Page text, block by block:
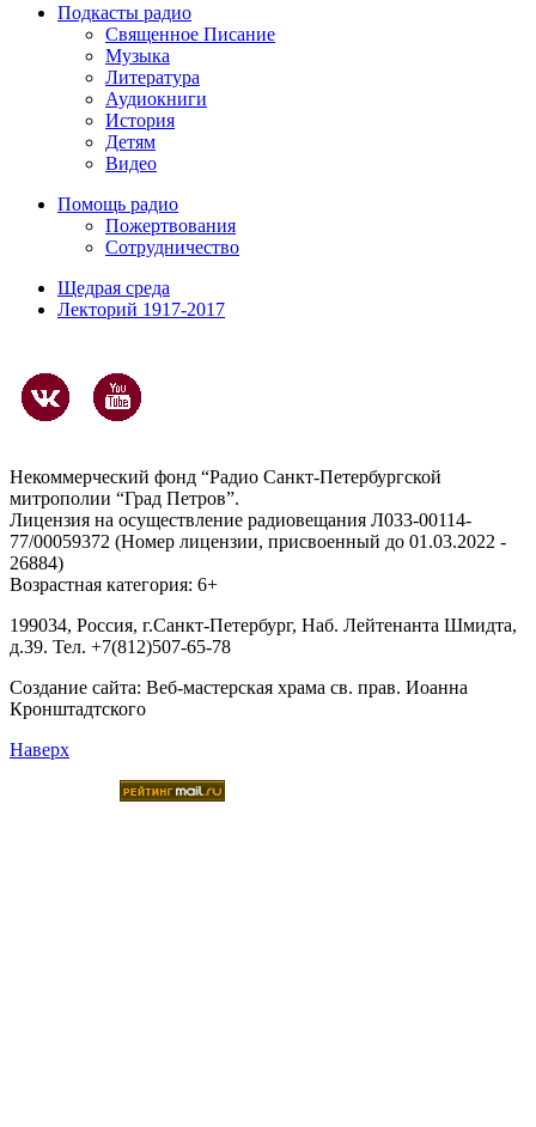
Подкасты радио
Священное Писание
Музыка
Литература
Аудиокниги
История
Детям
Видео
Помощь радио
Пожертвования
Сотрудничество
Щедрая среда
Лекторий 1917-2017
Некоммерческий фонд “Радио Санкт-Петербургской
митрополии “Град Петров”.
Лицензия на осуществление радиовещания Л033-00114-
77/00059372 (Номер лицензии, присвоенный до 01.03.2022 -
26884)
Возрастная категория: 6+
199034, Россия, г.Санкт-Петербург, Наб. Лейтенанта Шмидта,
д.39. Тел. +7(812)507-65-78
Создание сайта: Веб-мастерская храма св. прав. Иоанна
Кронштадтского
Наверх